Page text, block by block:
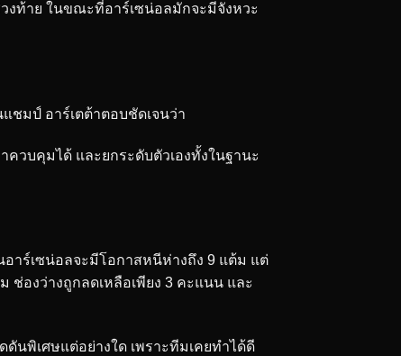
งท้าย ในขณะที่อาร์เซน่อลมักจะมีจังหวะ
ชมป์ อาร์เตต้าตอบชัดเจนว่า
ควบคุมได้ และยกระดับตัวเองทั้งในฐานะ
าร์เซน่อลจะมีโอกาสหนีห่างถึง 9 แต้ม แต่
ช่องว่างถูกลดเหลือเพียง 3 คะแนน และ
ดันพิเศษแต่อย่างใด เพราะทีมเคยทำได้ดี